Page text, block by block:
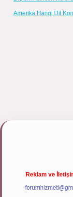
Amerika Hangi Dil
Reklam ve